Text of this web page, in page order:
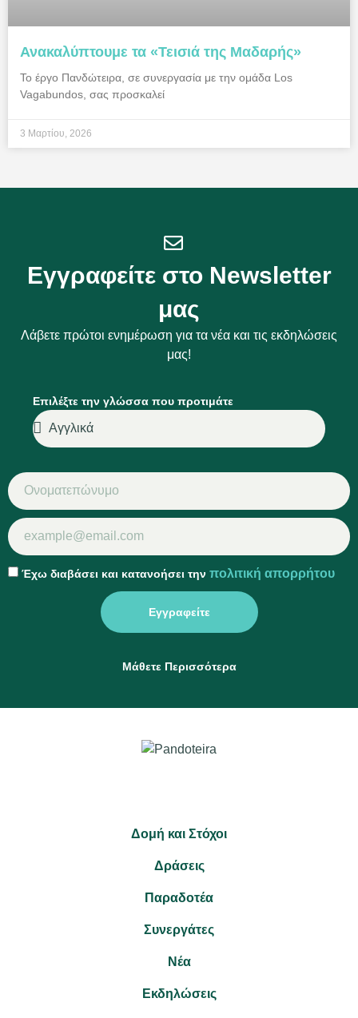
Ανακαλύπτουμε τα «Τεισιά της Μαδαρής»
Το έργο Πανδώτειρα, σε συνεργασία με την ομάδα Los
Vagabundos, σας προσκαλεί
3 Μαρτίου, 2026
Εγγραφείτε στο Newsletter
μας
Λάβετε πρώτοι ενημέρωση για τα νέα και τις εκδηλώσεις
μας!
Επιλέξτε την γλώσσα που προτιμάτε
Έχω διαβάσει και κατανοήσει την πολιτική απορρήτου
Εγγραφείτε
Μάθετε Περισσότερα
Δομή και Στόχοι
Δράσεις
Παραδοτέα
Συνεργάτες
Νέα
Εκδηλώσεις